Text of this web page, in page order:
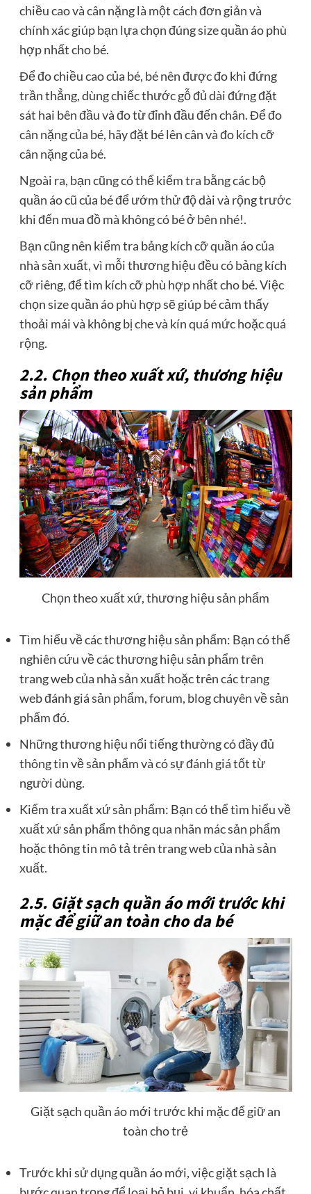
chiều cao và cân nặng là một cách đơn giản và
chính xác giúp bạn lựa chọn đúng size quần áo phù
hợp nhất cho bé.
Để đo chiều cao của bé, bé nên được đo khi đứng
trần thẳng, dùng chiếc thước gỗ đủ dài đứng đặt
sát hai bên đầu và đo từ đỉnh đầu đến chân. Để đo
cân nặng của bé, hãy đặt bé lên cân và đo kích cỡ
cân nặng của bé.
Ngoài ra, bạn cũng có thể kiểm tra bằng các bộ
quần áo cũ của bé để ướm thử độ dài và rộng trước
khi đến mua đồ mà không có bé ở bên nhé!.
Bạn cũng nên kiểm tra bảng kích cỡ quần áo của
nhà sản xuất, vì mỗi thương hiệu đều có bảng kích
cỡ riêng, để tìm kích cỡ phù hợp nhất cho bé. Việc
chọn size quần áo phù hợp sẽ giúp bé cảm thấy
thoải mái và không bị che và kín quá mức hoặc quá
rộng.
2.2. Chọn theo xuất xứ, thương hiệu
sản phẩm
Chọn theo xuất xứ, thương hiệu sản phẩm
Tìm hiểu về các thương hiệu sản phẩm: Bạn có thể
nghiên cứu về các thương hiệu sản phẩm trên
trang web của nhà sản xuất hoặc trên các trang
web đánh giá sản phẩm, forum, blog chuyên về sản
phẩm đó.
Những thương hiệu nổi tiếng thường có đầy đủ
thông tin về sản phẩm và có sự đánh giá tốt từ
người dùng.
Kiểm tra xuất xứ sản phẩm: Bạn có thể tìm hiểu về
xuất xứ sản phẩm thông qua nhãn mác sản phẩm
hoặc thông tin mô tả trên trang web của nhà sản
xuất.
2.5. Giặt sạch quần áo mới trước khi
mặc để giữ an toàn cho da bé
Giặt sạch quần áo mới trước khi mặc để giữ an
toàn cho trẻ
Trước khi sử dụng quần áo mới, việc giặt sạch là